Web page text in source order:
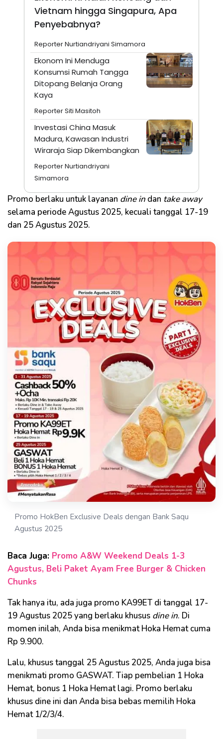
Vietnam hingga Singapura, Apa
Penyebabnya?
Reporter Nurtiandriyani Simamora
Ekonom Ini Menduga
Konsumsi Rumah Tangga
Ditopang Belanja Orang
Kaya
Reporter Siti Masitoh
Investasi China Masuk
Madura, Kawasan Industri
Wiraraja Siap Dikembangkan
Reporter Nurtiandriyani
Simamora
Promo berlaku untuk layanan dine in dan take away
selama periode Agustus 2025, kecuali tanggal 17-19
dan 25 Agustus 2025.
Promo HokBen Exclusive Deals dengan Bank Saqu
Agustus 2025
Baca Juga: Promo A&W Weekend Deals 1-3
Agustus, Beli Paket Ayam Free Burger & Chicken
Chunks
Tak hanya itu, ada juga promo KA99ET di tanggal 17-
19 Agustus 2025 yang berlaku khusus dine in. Di
momen inilah, Anda bisa menikmat Hoka Hemat cuma
Rp 9.900.
Lalu, khusus tanggal 25 Agustus 2025, Anda juga bisa
menikmati promo GASWAT. Tiap pembelian 1 Hoka
Hemat, bonus 1 Hoka Hemat lagi. Promo berlaku
khusus dine ini dan Anda bisa bebas memilih Hoka
Hemat 1/2/3/4.